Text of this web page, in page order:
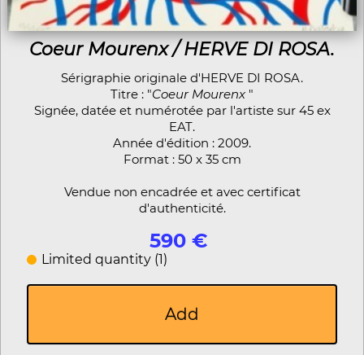
Coeur Mourenx / HERVE DI ROSA.
Sérigraphie originale d'HERVE DI ROSA.
Titre : "Coeur Mourenx "
Signée, datée et numérotée par l'artiste sur 45 ex
EAT.
Année d'édition : 2009.
Format : 50 x 35 cm
Vendue non encadrée et avec certificat
d'authenticité.
590 €
Limited quantity (1)
Add